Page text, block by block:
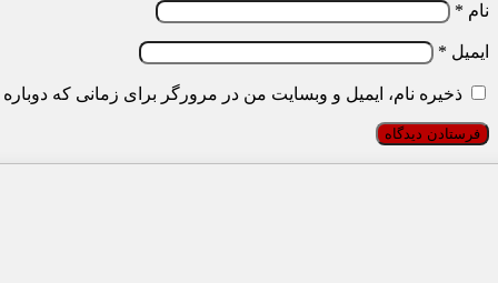
نام *
ایمیل *
ذخیره نام، ایمیل و وبسایت من در مرورگر برای زمانی که